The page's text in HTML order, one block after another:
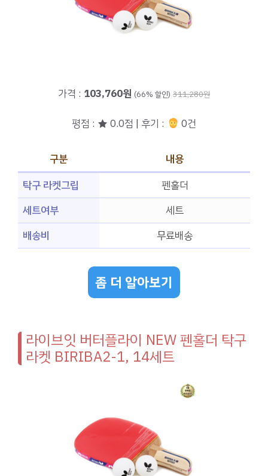
가격 : 103,760원 (66% 할인) 311,280원
평점 : ★ 0.0점 | 후기 : 0건
구분
내용
탁구 라켓그립
펜홀더
세트여부
세트
배송비
무료배송
좀 더 알아보기
라이브잇 버터플라이 NEW 펜홀더 탁구
라켓 BIRIBA2-1, 14세트